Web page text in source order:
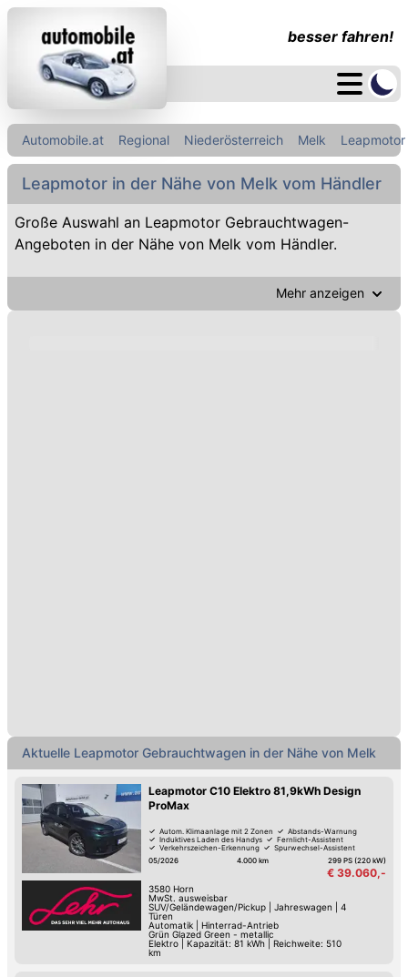
besser fahren!
Automobile.at Regional Niederösterreich Melk Leapmotor
Leapmotor in der Nähe von Melk vom Händler
Große Auswahl an Leapmotor Gebrauchtwagen-
Angeboten in der Nähe von Melk vom Händler.
Mehr anzeigen
Aktuelle Leapmotor Gebrauchtwagen in der Nähe von Melk
Leapmotor C10 Elektro 81,9kWh Design
ProMax
Autom. Klimaanlage mit 2 Zonen
Abstands-Warnung
Induktives Laden des Handys
Fernlicht-Assistent
Verkehrszeichen-Erkennung
Spurwechsel-Assistent
Spurhalte-Assistent
Hochwertiges Sound-System
05/2026 4.000 km 299 PS (220 kW)
€ 39.060,-
3580 Horn
MwSt. ausweisbar
SUV/Geländewagen/Pickup| Jahreswagen
4
Türen
Automatik| Hinterrad-Antrieb
Grün Glazed Green - metallic
Elektro
Kapazität: 81 kWh | Reichweite: 510
km